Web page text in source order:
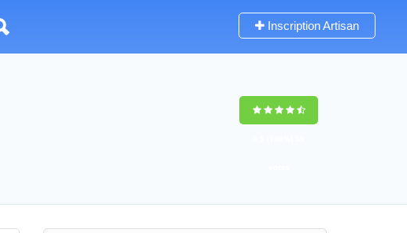
Inscription Artisan